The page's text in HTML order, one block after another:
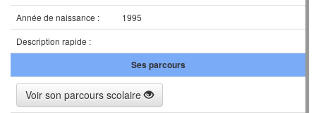
Année de naissance :
1995
Description rapide :
Ses parcours
Voir son parcours scolaire